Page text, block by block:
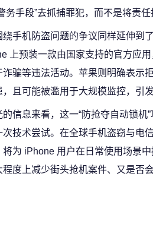
务手段”去抓捕罪犯，而不是将责
绕手机防盗问题的争议同样延伸到
上预装一款由国家支持的官方应
骗等违法活动。苹果则明确表示
，且可能被滥用于大规模监控，引
的信息来看，这一“防抢夺自动锁
次技术尝试。在全球手机盗窃与电
为 iPhone 用户在日常使用场景
程度上减少街头抢机案件、又是否